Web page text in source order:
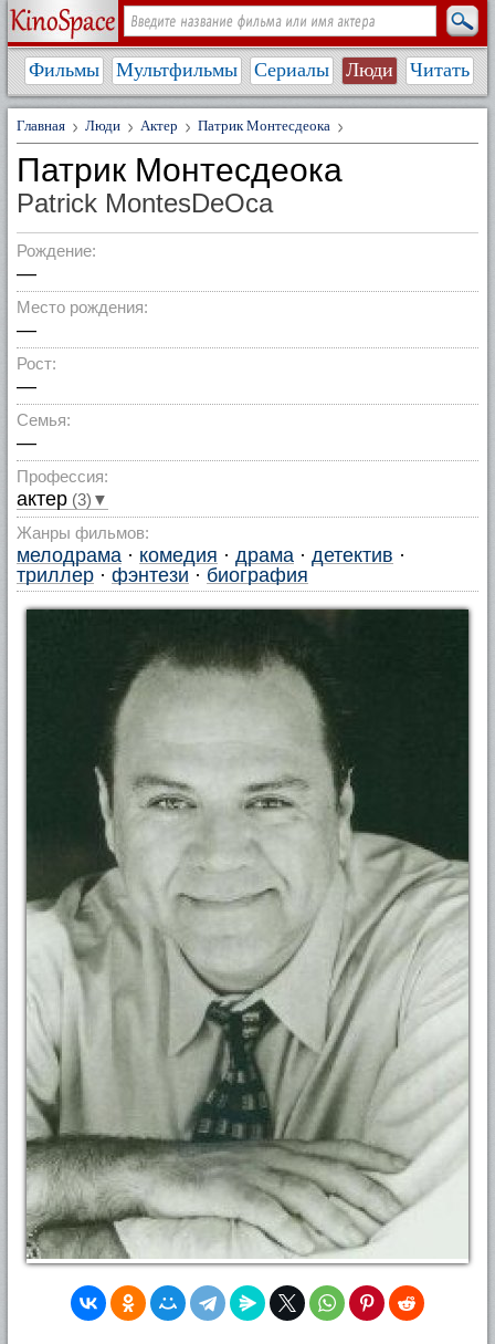
Фильмы Мультфильмы Сериалы Люди Читать
Главная Люди Актер Патрик Монтесдеока
Патрик Монтесдеока
Patrick MontesDeOca
Рождение:
—
Место рождения:
—
Рост:
—
Семья:
—
Профессия:
актер (3)▼
Жанры фильмов:
мелодрама · комедия · драма · детектив ·
триллер · фэнтези · биография